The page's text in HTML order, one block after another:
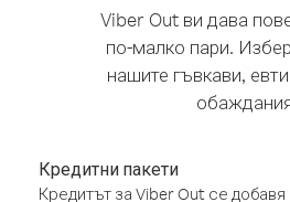
Viber Out ви дава
по-малко пари.
нашите гъвкави,
Кредитни пакети
Кредитът за Viber Out се